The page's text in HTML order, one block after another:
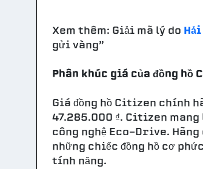
Xem thêm: Giải mã lý do
gửi vàng”
Phân khúc giá của đồng hồ
Giá đồng hồ Citizen chính
47.285.000 ₫. Citizen
công nghệ Eco-Drive. Hãng
những chiếc đồng hồ cơ
tính năng.